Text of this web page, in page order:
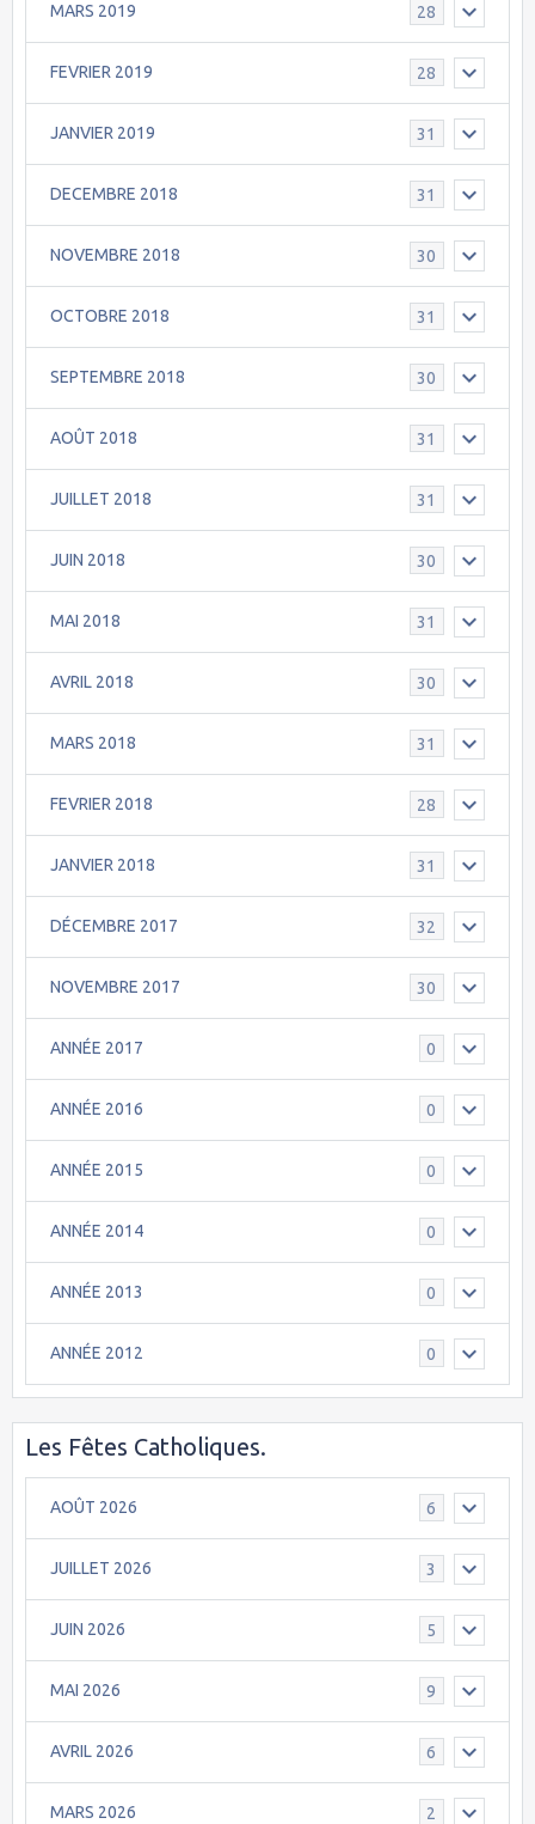
MARS 2019 28
FEVRIER 2019 28
JANVIER 2019 31
DECEMBRE 2018 31
NOVEMBRE 2018 30
OCTOBRE 2018 31
SEPTEMBRE 2018 30
AOÛT 2018 31
JUILLET 2018 31
JUIN 2018 30
MAI 2018 31
AVRIL 2018 30
MARS 2018 31
FEVRIER 2018 28
JANVIER 2018 31
DÉCEMBRE 2017 32
NOVEMBRE 2017 30
ANNÉE 2017 0
ANNÉE 2016 0
ANNÉE 2015 0
ANNÉE 2014 0
ANNÉE 2013 0
ANNÉE 2012 0
Les Fêtes Catholiques.
AOÛT 2026 6
JUILLET 2026 3
JUIN 2026 5
MAI 2026 9
AVRIL 2026 6
MARS 2026 2